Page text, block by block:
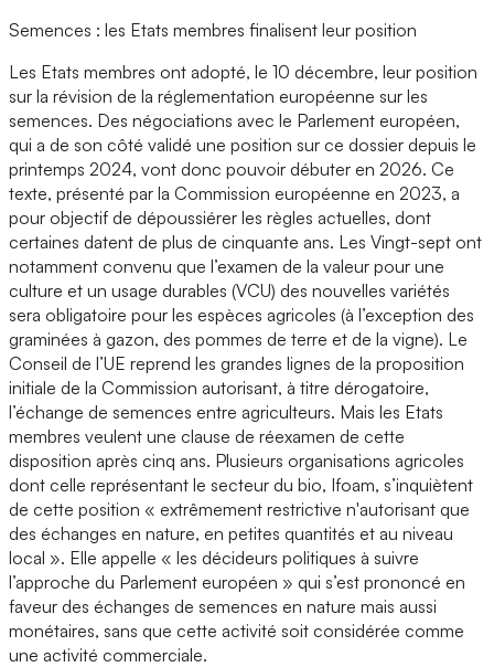
Semences : les Etats membres finalisent leur position
Les Etats membres ont adopté, le 10 décembre, leur position
sur la révision de la réglementation européenne sur les
semences. Des négociations avec le Parlement européen,
qui a de son côté validé une position sur ce dossier depuis le
printemps 2024, vont donc pouvoir débuter en 2026. Ce
texte, présenté par la Commission européenne en 2023, a
pour objectif de dépoussiérer les règles actuelles, dont
certaines datent de plus de cinquante ans. Les Vingt-sept ont
notamment convenu que l’examen de la valeur pour une
culture et un usage durables (VCU) des nouvelles variétés
sera obligatoire pour les espèces agricoles (à l’exception des
graminées à gazon, des pommes de terre et de la vigne). Le
Conseil de l’UE reprend les grandes lignes de la proposition
initiale de la Commission autorisant, à titre dérogatoire,
l’échange de semences entre agriculteurs. Mais les Etats
membres veulent une clause de réexamen de cette
disposition après cinq ans. Plusieurs organisations agricoles
dont celle représentant le secteur du bio, Ifoam, s’inquiètent
de cette position « extrêmement restrictive n'autorisant que
des échanges en nature, en petites quantités et au niveau
local ». Elle appelle « les décideurs politiques à suivre
l’approche du Parlement européen » qui s’est prononcé en
faveur des échanges de semences en nature mais aussi
monétaires, sans que cette activité soit considérée comme
une activité commerciale.